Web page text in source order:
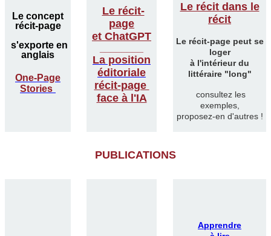
Le concept
récit-page
s'exporte en
anglais
One-Page
Stories
Le récit-
page
et ChatGPT
La position
éditoriale
récit-page
face à l'IA
Le récit dans le
récit
Le récit-page peut se
loger
à l'intérieur du
littéraire "long"
consultez les
exemples,
proposez-en d'autres !
PUBLICATIONS
Apprendre